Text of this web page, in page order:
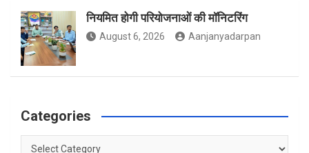
नियमित होगी परियोजनाओं की मॉनिटरिंग
August 6, 2026 Aanjanyadarpan
Categories
Categories